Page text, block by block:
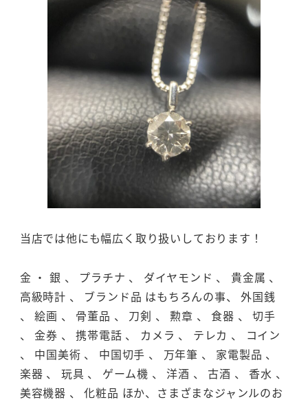
当店では他にも幅広く取り扱いしております！
金 ・ 銀 、 プラチナ 、 ダイヤモンド 、 貴金属 、
高級時計 、 ブランド品 はもちろんの事、 外国銭
、 絵画 、 骨董品 、 刀剣 、 勲章 、 食器 、 切手
、 金券 、 携帯電話 、 カメラ 、 テレカ 、 コイン
、 中国美術 、 中国切手 、 万年筆 、 家電製品 、
楽器 、 玩具 、 ゲーム機 、 洋酒 、 古酒 、 香水 、
美容機器 、 化粧品 ほか、さまざまなジャンルのお